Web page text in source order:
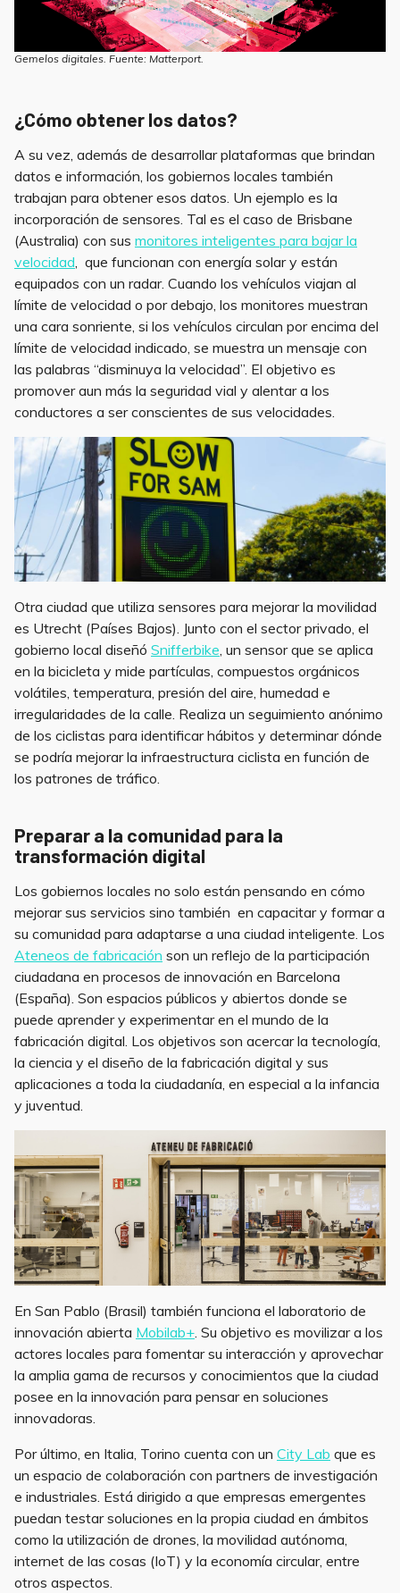
Gemelos digitales. Fuente: Matterport.
¿Cómo obtener los datos?
A su vez, además de desarrollar plataformas que brindan
datos e información, los gobiernos locales también
trabajan para obtener esos datos. Un ejemplo es la
incorporación de sensores. Tal es el caso de Brisbane
(Australia) con sus monitores inteligentes para bajar la
velocidad, que funcionan con energía solar y están
equipados con un radar. Cuando los vehículos viajan al
límite de velocidad o por debajo, los monitores muestran
una cara sonriente, si los vehículos circulan por encima del
límite de velocidad indicado, se muestra un mensaje con
las palabras “disminuya la velocidad”. El objetivo es
promover aun más la seguridad vial y alentar a los
conductores a ser conscientes de sus velocidades.
Otra ciudad que utiliza sensores para mejorar la movilidad
es Utrecht (Países Bajos). Junto con el sector privado, el
gobierno local diseñó Snifferbike, un sensor que se aplica
en la bicicleta y mide partículas, compuestos orgánicos
volátiles, temperatura, presión del aire, humedad e
irregularidades de la calle. Realiza un seguimiento anónimo
de los ciclistas para identificar hábitos y determinar dónde
se podría mejorar la infraestructura ciclista en función de
los patrones de tráfico.
Preparar a la comunidad para la
transformación digital
Los gobiernos locales no solo están pensando en cómo
mejorar sus servicios sino también en capacitar y formar a
su comunidad para adaptarse a una ciudad inteligente. Los
Ateneos de fabricación son un reflejo de la participación
ciudadana en procesos de innovación en Barcelona
(España). Son espacios públicos y abiertos donde se
puede aprender y experimentar en el mundo de la
fabricación digital. Los objetivos son acercar la tecnología,
la ciencia y el diseño de la fabricación digital y sus
aplicaciones a toda la ciudadanía, en especial a la infancia
y juventud.
En San Pablo (Brasil) también funciona el laboratorio de
innovación abierta Mobilab+ . Su objetivo es movilizar a los
actores locales para fomentar su interacción y aprovechar
la amplia gama de recursos y conocimientos que la ciudad
posee en la innovación para pensar en soluciones
innovadoras.
Por último, en Italia, Torino cuenta con un City Lab que es
un espacio de colaboración con partners de investigación
e industriales. Está dirigido a que empresas emergentes
puedan testar soluciones en la propia ciudad en ámbitos
como la utilización de drones, la movilidad autónoma,
internet de las cosas (IoT) y la economía circular, entre
otros aspectos.